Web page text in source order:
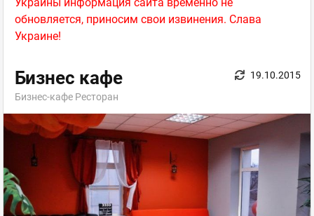
обновляется, приносим свои извинения. Слава
Украине!
Бизнес кафе
Бизнес-кафе Ресторан
19.10.2015